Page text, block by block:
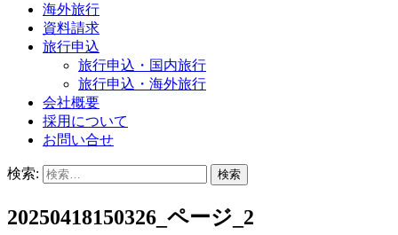
海外旅行
資料請求
旅行申込
旅行申込・国内旅行
旅行申込・海外旅行
会社概要
採用について
お問い合せ
検索:
20250418150326_ページ_2